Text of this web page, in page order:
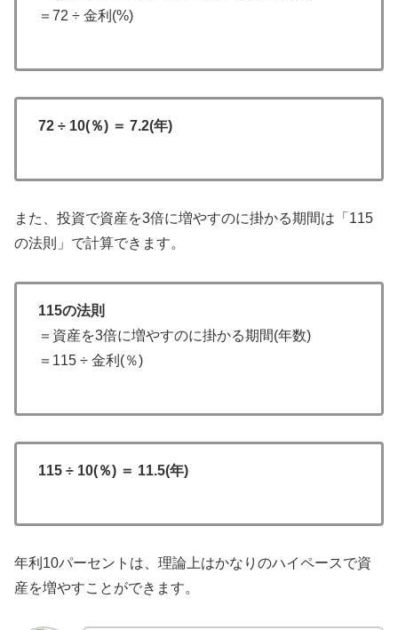
＝72 ÷ 金利(%)
72 ÷ 10(％) ＝ 7.2(年)
また、投資で資産を3倍に増やすのに掛かる期間は「115
の法則」で計算できます。
115の法則
＝資産を3倍に増やすのに掛かる期間(年数)
＝115 ÷ 金利(％)
115 ÷ 10(％) ＝ 11.5(年)
年利10パーセントは、理論上はかなりのハイペースで資
産を増やすことができます。